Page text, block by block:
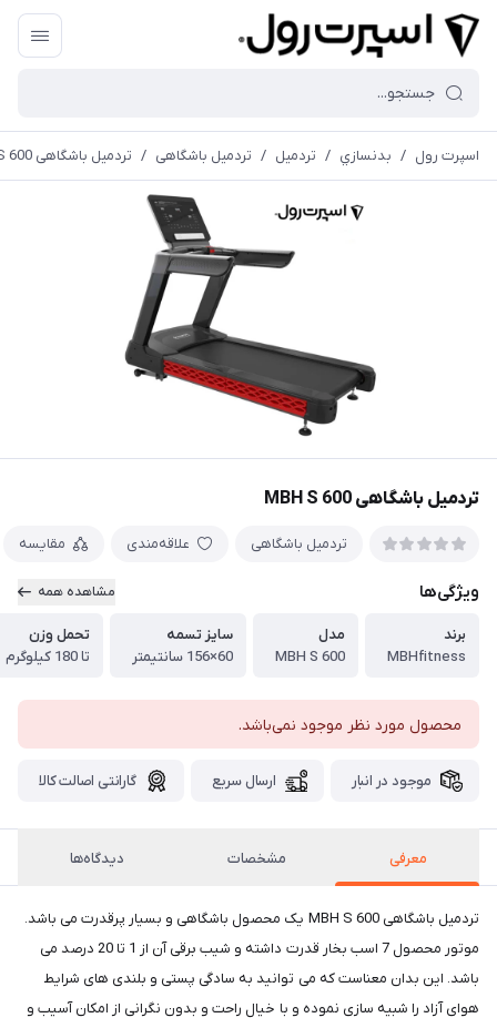
اسپرت رول / بدنسازي / تردميل / تردمیل باشگاهی / تردمیل باشگاهی MBH S 600
تردمیل باشگاهی MBH S 600
تردمیل باشگاهی علاقه‌مندی مقایسه
ویژگی‌ها مشاهده همه
برند
MBHfitness
مدل
MBH S 600
سایز تسمه
60×156 سانتیمتر
تحمل وزن
تا 180 کیلوگرم
محصول مورد نظر موجود نمی‌باشد.
موجود در انبار ارسال سریع گارانتی اصالت کالا
معرفی مشخصات دیدگاه‌ها
تردمیل باشگاهی MBH S 600 یک محصول باشگاهی و بسیار پرقدرت می باشد.
موتور محصول 7 اسب بخار قدرت داشته و شیب برقی آن از 1 تا 20 درصد می
باشد. این بدان معناست که می توانید به سادگی پستی و بلندی های شرایط
هوای آزاد را شبیه سازی نموده و با خیال راحت و بدون نگرانی از امکان آسیب و